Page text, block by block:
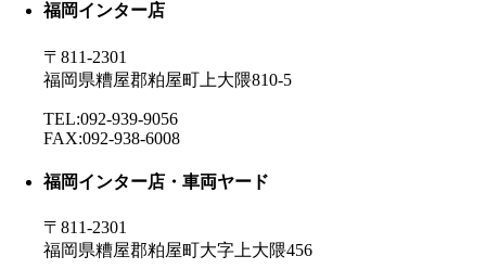
福岡インター店
〒811-2301
福岡県糟屋郡粕屋町上大隈810-5
TEL:092-939-9056
FAX:092-938-6008
福岡インター店・車両ヤード
〒811-2301
福岡県糟屋郡粕屋町大字上大隈456